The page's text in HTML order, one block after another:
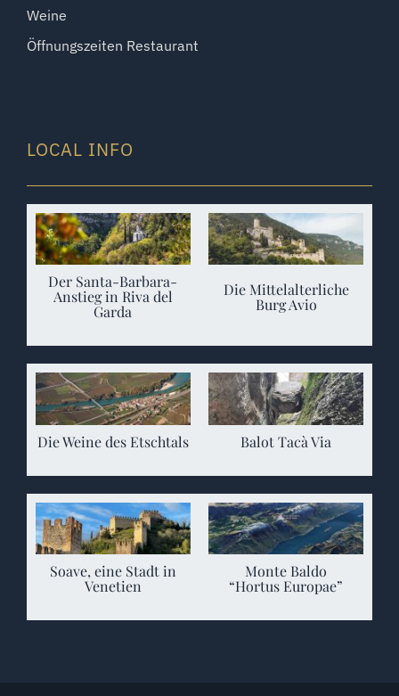
Weine
Öffnungszeiten Restaurant
LOCAL INFO
Der Santa-Barbara-
Anstieg in Riva del
Garda
Die Mittelalterliche
Burg Avio
Die Weine des Etschtals Balot Tacà Via
Soave, eine Stadt in
Venetien
Monte Baldo
“Hortus Europae”